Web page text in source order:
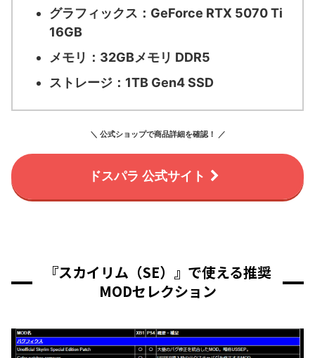
グラフィックス： GeForce RTX 5070 Ti
16GB
メモリ： 32GBメモリ DDR5
ストレージ： 1TB Gen4 SSD
＼ 公式ショップで商品詳細を確認！ ／
ドスパラ 公式サイト
『スカイリム（SE）』で使える推奨
MODセレクション